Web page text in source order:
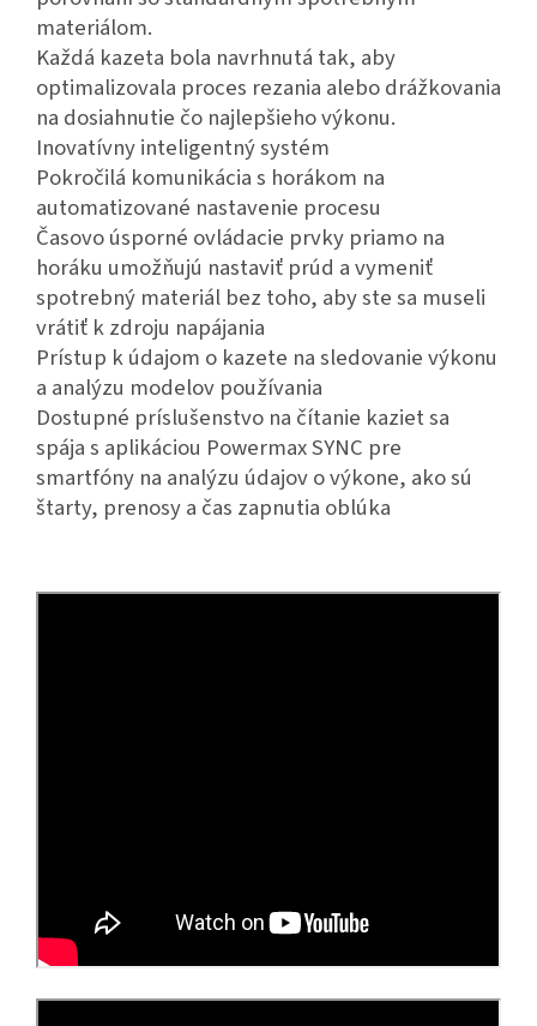
materiálom.
Každá kazeta bola navrhnutá tak, aby
optimalizovala proces rezania alebo drážkovania
na dosiahnutie čo najlepšieho výkonu.
Inovatívny inteligentný systém
Pokročilá komunikácia s horákom na
automatizované nastavenie procesu
Časovo úsporné ovládacie prvky priamo na
horáku umožňujú nastaviť prúd a vymeniť
spotrebný materiál bez toho, aby ste sa museli
vrátiť k zdroju napájania
Prístup k údajom o kazete na sledovanie výkonu
a analýzu modelov používania
Dostupné príslušenstvo na čítanie kaziet sa
spája s aplikáciou Powermax SYNC pre
smartfóny na analýzu údajov o výkone, ako sú
štarty, prenosy a čas zapnutia oblúka